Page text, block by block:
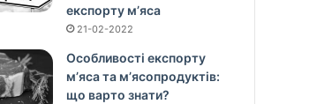
експорту м’яса
21-02-2022
Особливості експорту
м’яса та м’ясопродуктів:
що варто знати?